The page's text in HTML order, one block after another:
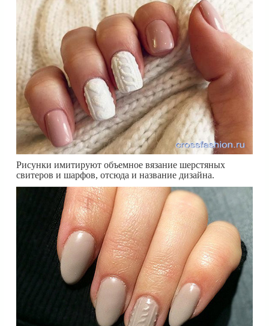
Рисунки имитируют объемное вязание шерстяных
свитеров и шарфов, отсюда и название дизайна.